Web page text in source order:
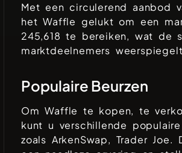
Met een circulerend aanbod
hetWaffle gelukt om een
245,618 te bereiken, wat de
marktdeelnemers
Populaire Beurzen
OmWaffle te kopen, te
kunt u verschillende
zoals ArkenSwap, Trader Joe.